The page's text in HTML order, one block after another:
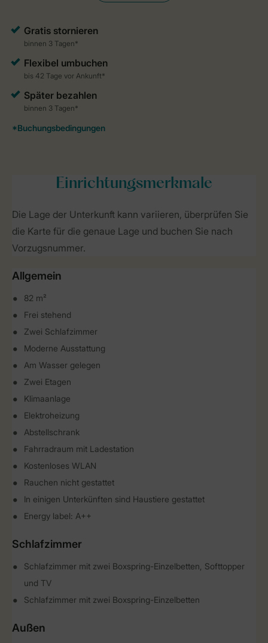
Einrichtungsmerkmale
Die Lage der Unterkunft kann variieren, überprüfen Sie
die Karte für die genaue Lage und buchen Sie nach
Vorzugsnummer.
Allgemein
82 m²
Frei stehend
Zwei Schlafzimmer
Moderne Ausstattung
Am Wasser gelegen
Zwei Etagen
Klimaanlage
Elektroheizung
Abstellschrank
Fahrradraum mit Ladestation
Kostenloses WLAN
Rauchen nicht gestattet
In einigen Unterkünften sind Haustiere gestattet
Energy label: A++
Schlafzimmer
Schlafzimmer mit zwei Boxspring-Einzelbetten, Softtopper
und TV
Schlafzimmer mit zwei Boxspring-Einzelbetten
Außen